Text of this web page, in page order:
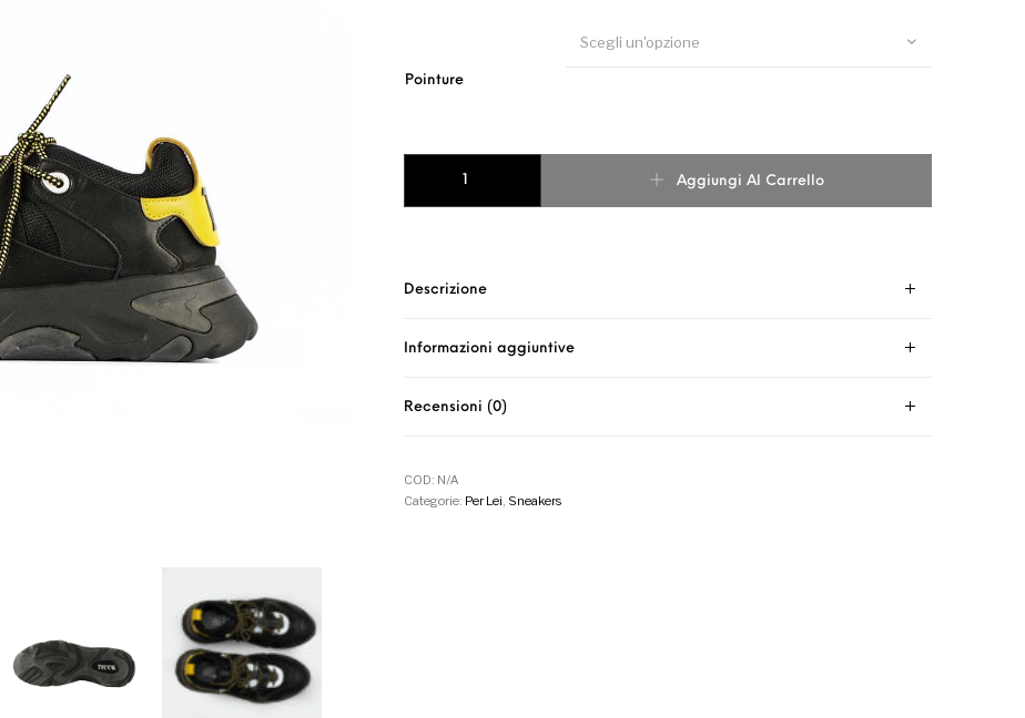
Pointure
Scegli un'opzione
Aggiungi Al Carrello
Descrizione
Informazioni aggiuntive
Recensioni (0)
COD: N/A
Categorie: Per Lei Sneakers